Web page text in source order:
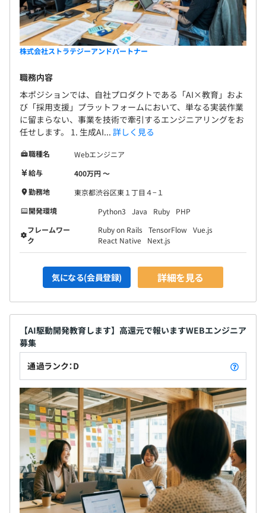
株式会社ストラテジーアンドパートナー
職務内容
本ポジションでは、自社プロダクトである「AI×教育」およ
び「採用支援」プラットフォームにおいて、単なる実装作業
に留まらない、事業を技術で牽引するエンジニアリングをお
任せします。 1. 生成AI... 詳しく見る
職種名
Webエンジニア
給与
400万円 〜
勤務地
東京都渋谷区東１丁目４−１
開発環境
Python3 Java Ruby
PHP
フレームワー
ク
Ruby on Rails TensorFlow Vue.js
React Native
Next.js
気になる(会員登録) 詳細を見る
【AI駆動開発教育します】高還元で報いますWEBエンジニア
募集
通過ランク：D